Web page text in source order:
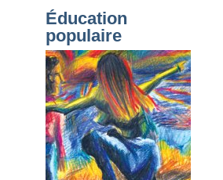
Éducation
populaire